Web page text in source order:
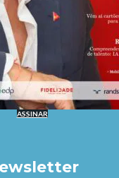
ASSINAR